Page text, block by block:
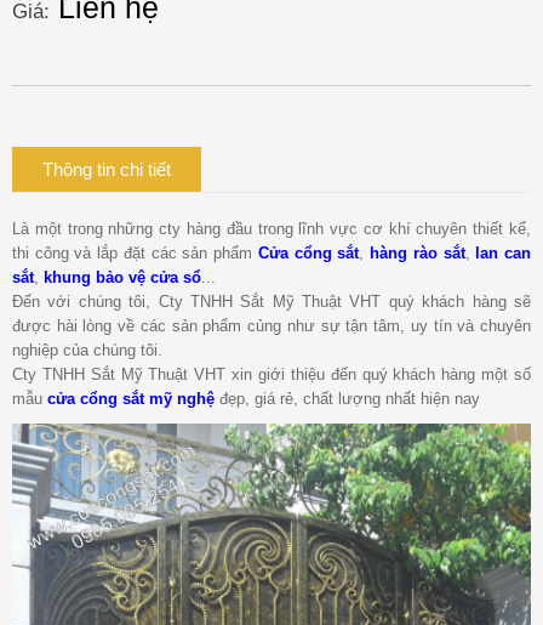
Giá: Liên hệ
Thông tin chi tiết
Là một trong những cty hàng đầu trong lĩnh vực cơ khí chuyên thiết kế,
thi công và lắp đặt các sản phẩm Cửa cổng sắt, hàng rào sắt, lan can
sắt, khung bảo vệ cửa sổ...
Đến với chúng tôi, Cty TNHH Sắt Mỹ Thuật VHT quý khách hàng sẽ
được hài lòng về các sản phẩm củng như sự tận tâm, uy tín và chuyên
nghiệp của chúng tôi.
Cty TNHH Sắt Mỹ Thuật VHT xin giới thiệu đến quý khách hàng một số
mẫu cửa cổng sắt mỹ nghệ đẹp, giá rẻ, chất lượng nhất hiện nay